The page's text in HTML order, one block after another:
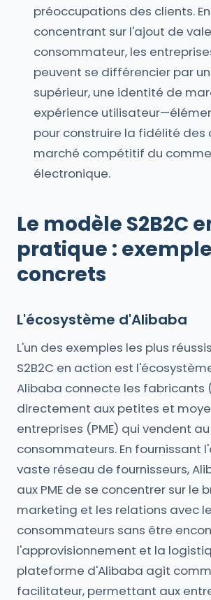
préoccupations des clients.
concentrant sur l'ajout de
consommateur, les
peuvent se différencier par
supérieur, une identité de
expérience
pour construire la fidélité des
marché compétitif du
électronique.
Le modèle S2B2C
pratique :
concrets
L'écosystème d'Alibaba
L'un des exemples les plus
S2B2C en action est
Alibaba connecte les fabricants
directement aux petites et
entreprises (PME) qui vendent
consommateurs. En fournissant
vaste réseau de fournisseurs,
aux PME de se concentrer sur le
marketing et les relations avec
consommateurs sans être
l'approvisionnement et la
plateforme d'Alibaba agit
facilitateur, permettant aux